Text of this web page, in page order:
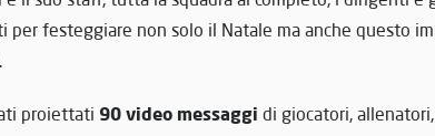
per festeggiare non solo il Natale ma anche questo
proiettati 90 video messaggi di giocatori,